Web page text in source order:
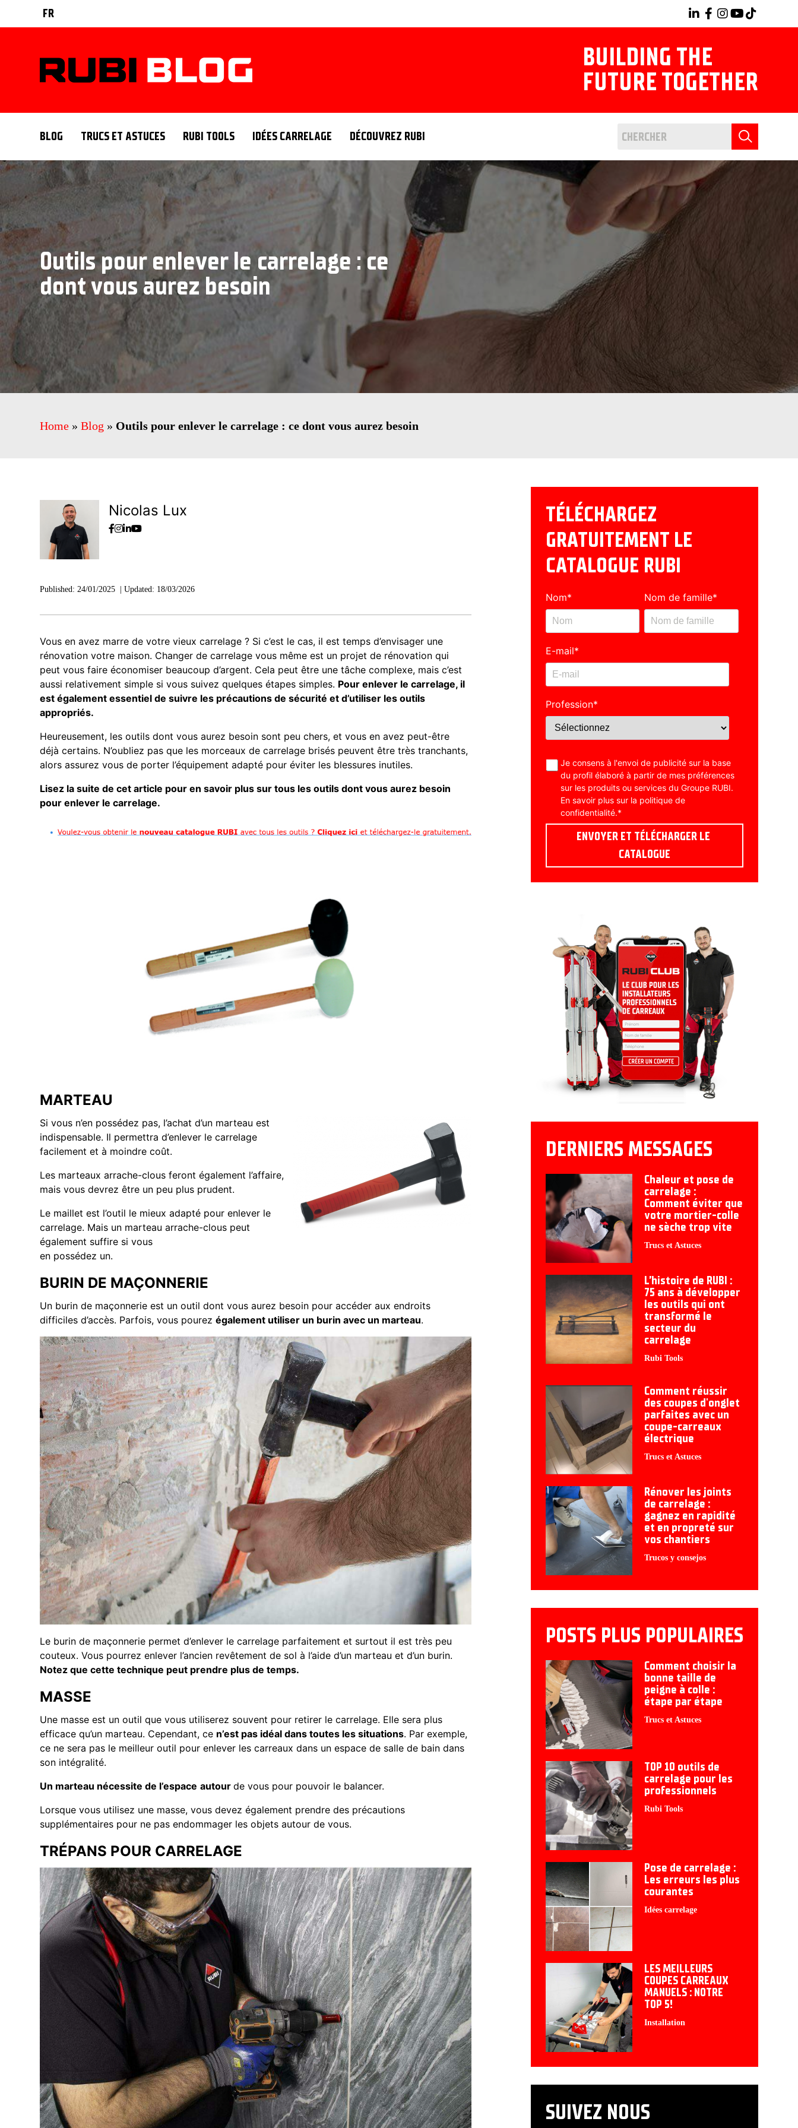
FR
BUILDING THE
FUTURE TOGETHER
BLOG TRUCS ET ASTUCES RUBI TOOLS IDÉES CARRELAGE DÉCOUVREZ RUBI
Outils pour enlever le carrelage : ce
dont vous aurez besoin
Home » Blog » Outils pour enlever le carrelage : ce dont vous aurez besoin
Nicolas Lux
Published: 24/01/2025 Updated: 18/03/2026
Vous en avez marre de votre vieux carrelage ? Si c’est le cas, il est temps d’envisager une
rénovation votre maison. Changer de carrelage vous même est un projet de rénovation qui
peut vous faire économiser beaucoup d’argent. Cela peut être une tâche complexe, mais c’est
aussi relativement simple si vous suivez quelques étapes simples. Pour enlever le carrelage, il
est également essentiel de suivre les précautions de sécurité et d’utiliser les outils
appropriés.
Heureusement, les outils dont vous aurez besoin sont peu chers, et vous en avez peut-être
déjà certains. N’oubliez pas que les morceaux de carrelage brisés peuvent être très tranchants,
alors assurez vous de porter l’équipement adapté pour éviter les blessures inutiles.
Lisez la suite de cet article pour en savoir plus sur tous les outils dont vous aurez besoin
pour enlever le carrelage.
MARTEAU
Si vous n’en possédez pas, l’achat d’un marteau est
indispensable. Il permettra d’enlever le carrelage
facilement et à moindre coût.
Les marteaux arrache-clous feront également l’affaire,
mais vous devrez être un peu plus prudent.
Le maillet est l’outil le mieux adapté pour enlever le
carrelage. Mais un marteau arrache-clous peut
également suffire si vous
en possédez un.
BURIN DE MAÇONNERIE
Un burin de maçonnerie est un outil dont vous aurez besoin pour accéder aux endroits
difficiles d’accès. Parfois, vous pourez également utiliser un burin avec un marteau.
Le burin de maçonnerie permet d’enlever le carrelage parfaitement et surtout il est très peu
couteux. Vous pourrez enlever l’ancien revêtement de sol à l’aide d’un marteau et d’un burin.
Notez que cette technique peut prendre plus de temps.
MASSE
Une masse est un outil que vous utiliserez souvent pour retirer le carrelage. Elle sera plus
efficace qu’un marteau. Cependant, ce n’est pas idéal dans toutes les situations. Par exemple,
ce ne sera pas le meilleur outil pour enlever les carreaux dans un espace de salle de bain dans
son intégralité.
Un marteau nécessite de l’espace autour de vous pour pouvoir le balancer.
Lorsque vous utilisez une masse, vous devez également prendre des précautions
supplémentaires pour ne pas endommager les objets autour de vous.
TRÉPANS POUR CARRELAGE
TÉLÉCHARGEZ
GRATUITEMENT LE
CATALOGUE RUBI
Nom* Nom de famille*
E-mail*
Profession*
Je consens à l'envoi de publicité sur la base
du profil élaboré à partir de mes préférences
sur les produits ou services du Groupe RUBI.
En savoir plus sur la politique de
confidentialité.*
DERNIERS MESSAGES
Chaleur et pose de
carrelage :
Comment éviter que
votre mortier-colle
ne sèche trop vite
Trucs et Astuces
L’histoire de RUBI :
75 ans à développer
les outils qui ont
transformé le
secteur du
carrelage
Rubi Tools
Comment réussir
des coupes d'onglet
parfaites avec un
coupe-carreaux
électrique
Trucs et Astuces
Rénover les joints
de carrelage :
gagnez en rapidité
et en propreté sur
vos chantiers
Trucos y consejos
POSTS PLUS POPULAIRES
Comment choisir la
bonne taille de
peigne à colle :
étape par étape
Trucs et Astuces
TOP 10 outils de
carrelage pour les
professionnels
Rubi Tools
Pose de carrelage :
Les erreurs les plus
courantes
Idées carrelage
LES MEILLEURS
COUPES CARREAUX
MANUELS : NOTRE
TOP 5!
Installation
SUIVEZ NOUS